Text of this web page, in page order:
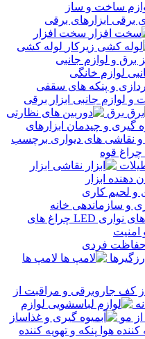
ساخت و ساز
ابزارهای برقی
سخت افزار
لوله کشی
برق و لوازم جانبی
لوازم خانگی
و پنکه های سقفی
برق
ابزارهای
برچسب
چراغ قوه
ابزار
دهنده ابزار
و لحیم کاری
و سازماندهی خانه
چراغ های
امنیت
حفاظت فردی
لامپ ها
جاروبرقی و مراقبت از
لوازم
مو
پنکه و تهویه کننده